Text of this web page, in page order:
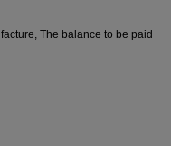
The balance to be paid